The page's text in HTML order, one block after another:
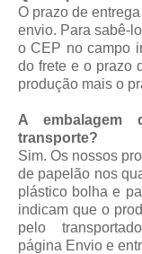
O prazo de
envio. Para sabê-
o CEP no campo
do frete e o prazo
produção mais o
A
transporte?
Sim. Os nossos
de papelão nos
plástico bolha e
indicam que o
pelo
página Envio e